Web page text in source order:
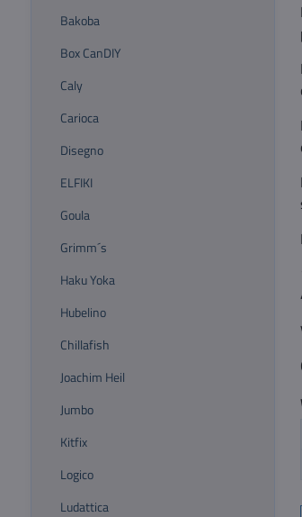
Bakoba
Box CanDIY
Caly
Carioca
Disegno
ELFIKI
Goula
Grimm´s
Haku Yoka
Hubelino
Chillafish
Joachim Heil
Jumbo
Kitfix
Logico
Ludattica